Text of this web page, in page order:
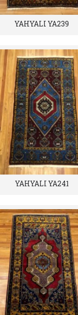
YAHYALI YA239
YAHYALI YA241